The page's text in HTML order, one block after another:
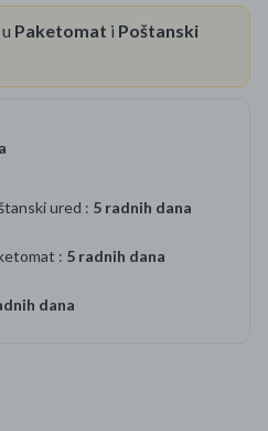
Paketomat i Poštanski
ured : 5 radnih dana
: 5 radnih dana
dana